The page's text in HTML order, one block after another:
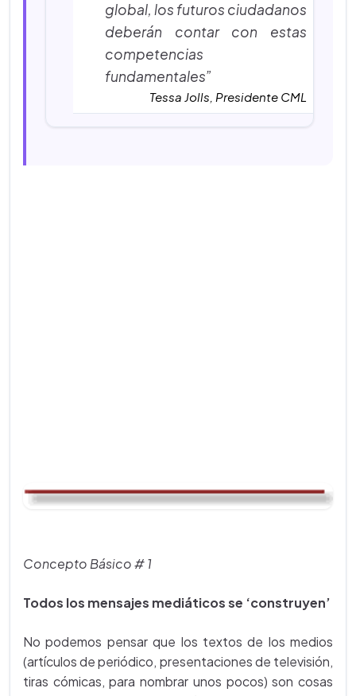
global, los futuros ciudadanos
deberán contar con estas
competencias
fundamentales”
Tessa Jolls, Presidente CML
Concepto Básico # 1
Todos los mensajes mediáticos se ‘construyen’
No podemos pensar que los textos de los medios
(artículos de periódico, presentaciones de televisión,
tiras cómicas, para nombrar unos pocos) son cosas